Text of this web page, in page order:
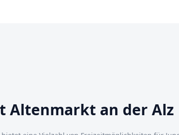
Altenmarkt an der Alz